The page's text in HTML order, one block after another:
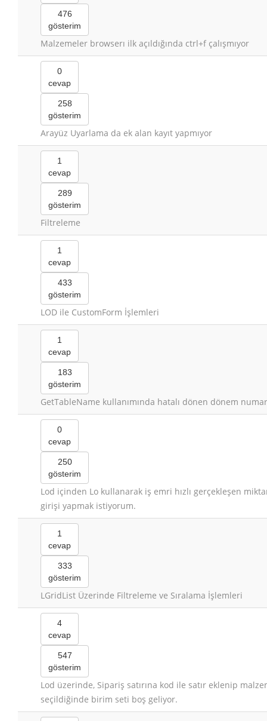
476
gösterim
Malzemeler browserı ilk açıldığında ctrl+f çalışmıyor
0
cevap
258
gösterim
Arayüz Uyarlama da ek alan kayıt yapmıyor
1
cevap
289
gösterim
Filtreleme
1
cevap
433
gösterim
LOD ile CustomForm İşlemleri
1
cevap
183
gösterim
GetTableName kullanımında hatalı dönen dönem
0
cevap
250
gösterim
Lod içinden Lo kullanarak iş emri hızlı gerçekleşen
girişi yapmak istiyorum.
1
cevap
333
gösterim
LGridList Üzerinde Filtreleme ve Sıralama İşlemleri
4
cevap
547
gösterim
Lod üzerinde, Sipariş satırına kod ile satır eklenip
seçildiğinde birim seti boş geliyor.